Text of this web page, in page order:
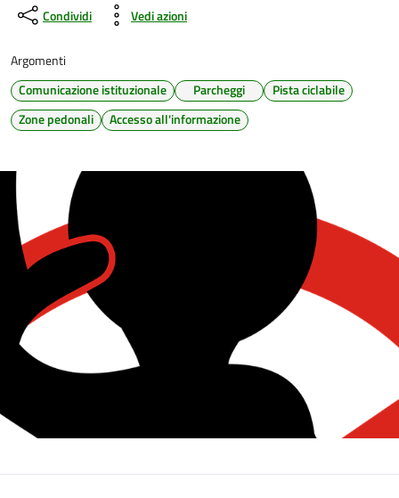
Condividi Vedi azioni
Argomenti
Comunicazione istituzionale
Parcheggi
Pista ciclabile
Zone pedonali
Accesso all'informazione